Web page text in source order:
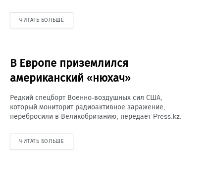
ЧИТАТЬ БОЛЬШЕ
В Европе приземлился
американский «нюхач»
Редкий спецборт Военно-воздушных сил США,
который мониторит радиоактивное заражение,
перебросили в Великобританию, передает Press.kz.
ЧИТАТЬ БОЛЬШЕ